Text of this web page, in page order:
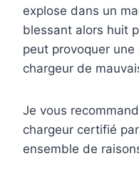
explose dans un
blessant alors huit
peut provoquer
chargeur de
Je vous
chargeur certifié
ensemble de